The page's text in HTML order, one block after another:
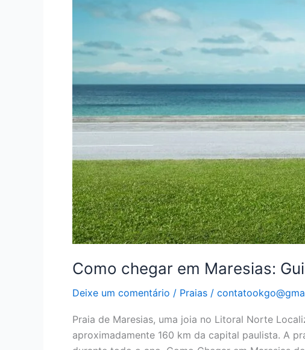
Como chegar em Maresias:
Deixe um comentário / Praias /
Praia de Maresias, uma joia no Litoral Norte
aproximadamente 160 km da capital paulista. A